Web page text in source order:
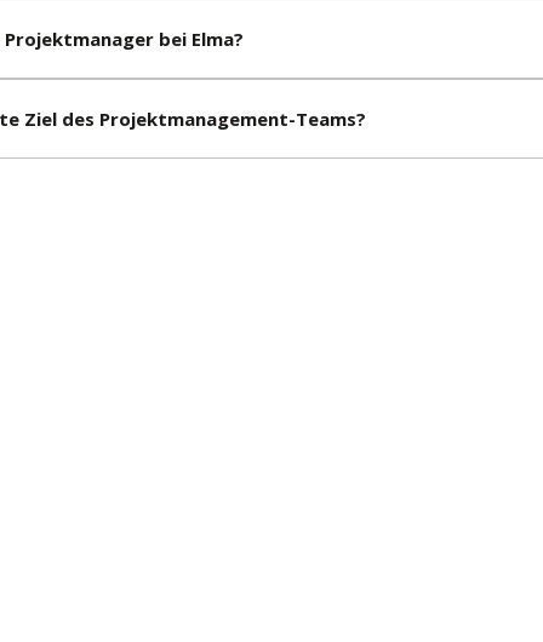
bei Elma?
Ziel des Projektmanagement-Teams?